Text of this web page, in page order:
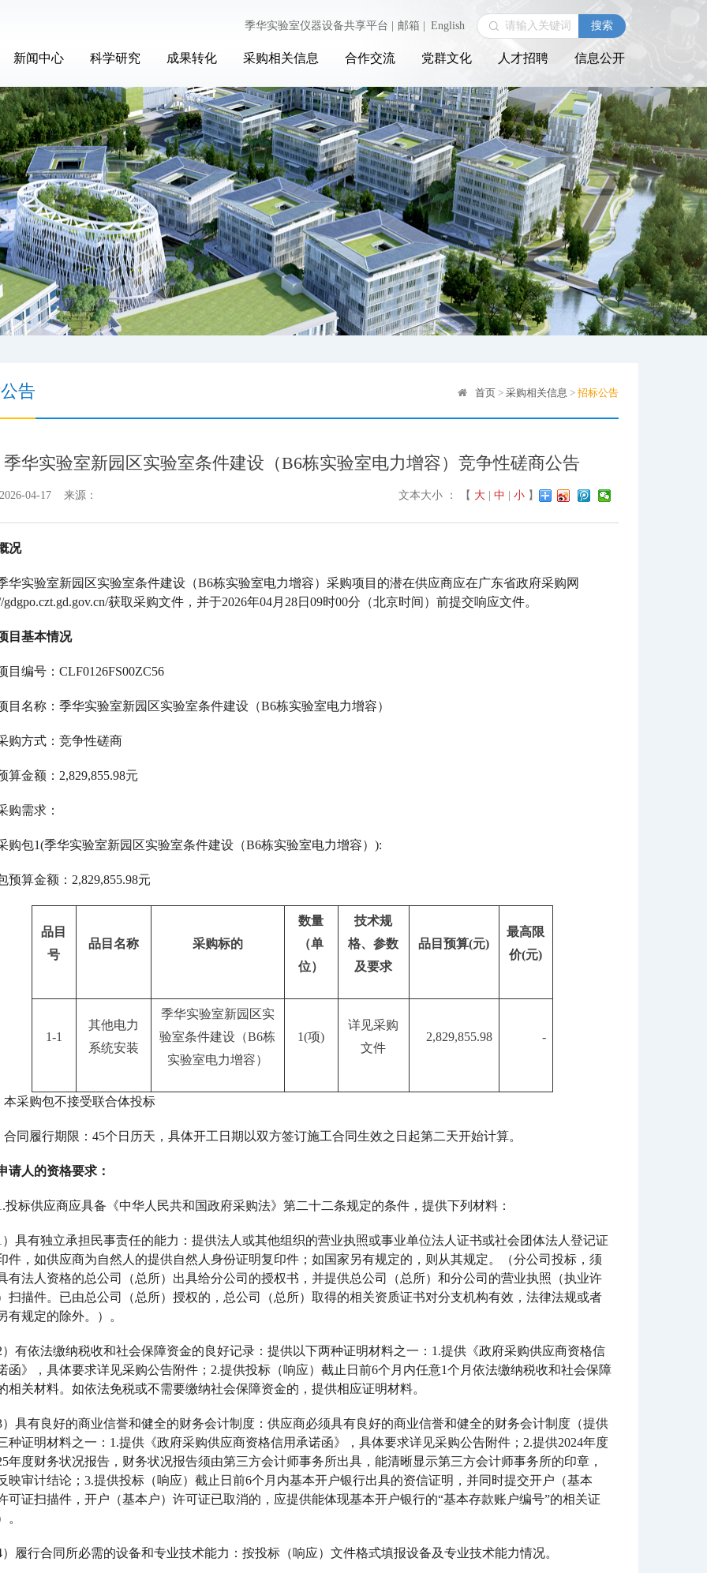
English
邮箱
季华实验室仪器设备共享平台
新闻中心 科学研究 成果转化 采购相关信息 合作交流 党群文化 人才招聘 信息公开
告 首页 > 采购相关信息 > 招标公告
季华实验室新园区实验室条件建设（B6栋实验室电力增容）竞争性磋商公告
04-17 来源： 文本大小 ： 【 大 中 小 】
况
华实验室新园区实验室条件建设（B6栋实验室电力增容）采购项目的潜在供应商应在广东省政府采购网
gdgpo.czt.gd.gov.cn/获取采购文件，并于2026年04月28日09时00分（北京时间）前提交响应文件。
目基本情况
目编号： CLF0126FS00ZC56
目名称：季华实验室新园区实验室条件建设（B6栋实验室电力增容）
购方式：竞争性磋商
算金额： 2,829,855.98元
购需求：
购包1(季华实验室新园区实验室条件建设（B6栋实验室电力增容）):
预算金额： 2,829,855.98元
品目
号
品目名称 采购标的
数量
（单
位）
技术规
格、参数
及要求
品目预算(元)
最高限
价(元)
1-1
其他电力
系统安装
季华实验室新园区实
验室条件建设（B6栋
实验室电力增容）
1(项)
详见采购
文件
2,829,855.98 -
本采购包不接受联合体投标
合同履行期限： 45个日历天，具体开工日期以双方签订施工合同生效之日起第二天开始计算。
请人的资格要求：
投标供应商应具备《中华人民共和国政府采购法》第二十二条规定的条件，提供下列材料：
）具有独立承担民事责任的能力：提供法人或其他组织的营业执照或事业单位法人证书或社会团体法人登记证
件，如供应商为自然人的提供自然人身份证明复印件；如国家另有规定的，则从其规定。（分公司投标，须
有法人资格的总公司（总所）出具给分公司的授权书，并提供总公司（总所）和分公司的营业执照（执业许
扫描件。已由总公司（总所）授权的，总公司（总所）取得的相关资质证书对分支机构有效，法律法规或者
有规定的除外。）。
）有依法缴纳税收和社会保障资金的良好记录：提供以下两种证明材料之一：1.提供《政府采购供应商资格信
函》，具体要求详见采购公告附件；2.提供投标（响应）截止日前6个月内任意1个月依法缴纳税收和社会保障
相关材料。如依法免税或不需要缴纳社会保障资金的，提供相应证明材料。
）具有良好的商业信誉和健全的财务会计制度：供应商必须具有良好的商业信誉和健全的财务会计制度（提供
种证明材料之一：1.提供《政府采购供应商资格信用承诺函》，具体要求详见采购公告附件；2.提供2024年度
年度财务状况报告，财务状况报告须由第三方会计师事务所出具，能清晰显示第三方会计师事务所的印章，
映审计结论；3.提供投标（响应）截止日前6个月内基本开户银行出具的资信证明，并同时提交开户（基本
可证扫描件，开户（基本户）许可证已取消的，应提供能体现基本开户银行的“基本存款账户编号”的相关证
。
）履行合同所必需的设备和专业技术能力：按投标（响应）文件格式填报设备及专业技术能力情况。